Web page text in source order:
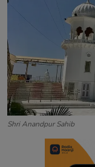
Shri Anandpur Sahib